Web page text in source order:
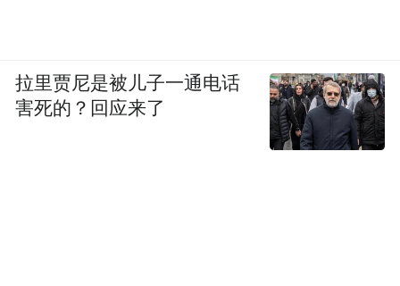
拉里贾尼是被儿子一通电话
害死的？回应来了